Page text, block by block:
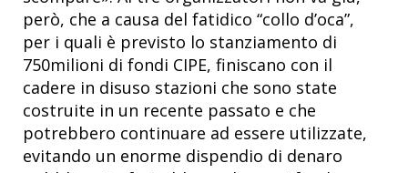
però, che a causa del fatidico “collo d’oca”,
per i quali è previsto lo stanziamento di
750milioni di fondi CIPE, finiscano con il
cadere in disuso stazioni che sono state
costruite in un recente passato e che
potrebbero continuare ad essere utilizzate,
evitando un enorme dispendio di denaro